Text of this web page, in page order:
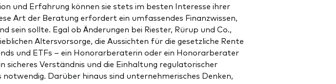
und Erfahrung können sie stets im besten Interesse ihrer
Art der Beratung erfordert ein umfassendes Finanzwissen,
sein sollte. Egal ob Änderungen bei Riester, Rürup und Co.,
Altersvorsorge, die Aussichten für die gesetzliche Rente
und ETFs – ein Honorarberaterin oder ein Honorarberater
sicheres Verständnis und die Einhaltung regulatorischer
Darüber hinaus sind unternehmerisches Denken,